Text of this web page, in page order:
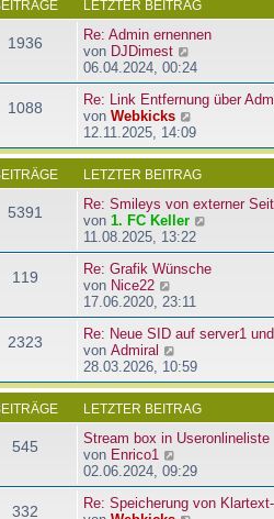
s
e
r
B
e
t
a
g
LETZTER BEITRAG
1936
Re: Admin ernennen
von DJDimest
e
u
e
s
t
e
B
e
t
a
06.04.2024, 00:24
1088
Re: Link Entfernung über
von Webkicks
e
u
s
e
r
B
e
t
a
12.11.2025, 14:09
LETZTER BEITRAG
5391
Re: Smileys von externer
von 1. FC Keller
u
e
e
r
i
a
11.08.2025, 13:22
119
Re: Grafik Wünsche
von Nice22
e
u
e
s
t
e
B
e
i
t
a
g
17.06.2020, 23:11
2323
Re: Neue SID auf server1
von Admiral
e
u
s
t
e
r
B
e
28.03.2026, 10:59
LETZTER BEITRAG
545
Stream box in Useronlineliste
von Enrico1
e
u
e
02.06.2024, 09:29
332
Re: Speicherung von